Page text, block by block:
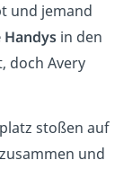
und jemand
Handys in den
doch Avery
stoßen auf
zusammen und